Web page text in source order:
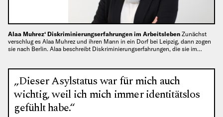
Alaa Muhrez‘ Diskriminierungserfahrungen im Arbeitsleben Zunächst
verschlug es Alaa Muhrez und ihren Mann in ein Dorf bei Leipzig, dann zogen
sie nach Berlin. Alaa beschreibt Diskriminierungserfahrungen, die sie im…
„Dieser Asylstatus war für mich auch
wichtig, weil ich mich immer identitätslos
gefühlt habe.“